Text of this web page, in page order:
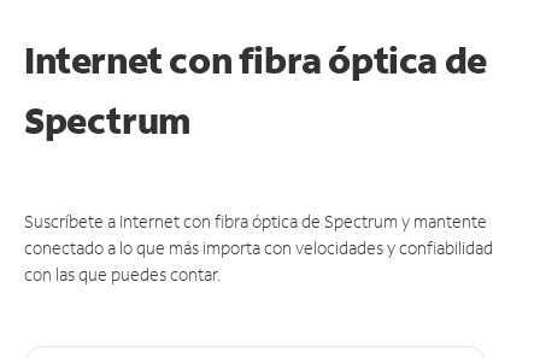
Internet con fibra óptica de
Spectrum
Suscríbete a Internet con fibra óptica de Spectrum y mantente
conectado a lo que más importa con velocidades y confiabilidad
con las que puedes contar.